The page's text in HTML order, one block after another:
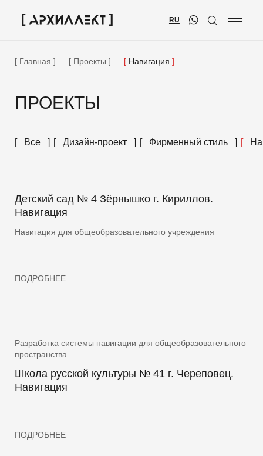
RU
Главная — Проекты — Навигация
ПРОЕКТЫ
Все Дизайн-проект Фирменный стиль
Навигация для общеобразовательного учреждения
Детский сад № 4 Зёрнышко г. Кириллов.
Навигация
ПОДРОБНЕЕ
Разработка системы навигации для общеобразовательного
пространства
Школа русской культуры № 41 г. Череповец.
Навигация
ПОДРОБНЕЕ
Услуги
Блог
Вакансии